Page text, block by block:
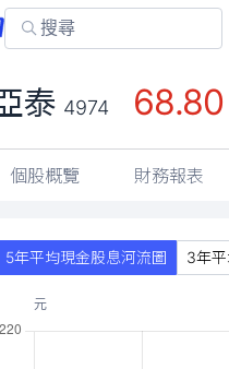
泰 4974 68.80
個股概覽 財務報表
5年平均現金股息河流圖 3年